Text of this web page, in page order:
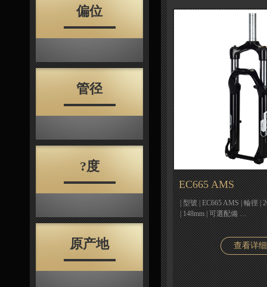
偏位
管径
?度
原产地
EC665 AMS
| 型號 | EC665 AMS | 輪徑 |
| 148mm | 可選配備 …
查看详细